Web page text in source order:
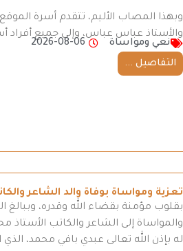
وبهذا المصاب الأليم، تتقدم أسرة
والأستاذ عباس عباس، وإلى جميع أفراد
نعي ومواساة
2026-08-06
التفاصيل ...
تعزية ومواساة بوفاة والد الشاعر
بقلوب مؤمنة بقضاء الله وقدره، وببالغ
والمواساة إلى الشاعر والكاتب الأستاذ
له بإذن الله تعالى عبدي بافي محمد،